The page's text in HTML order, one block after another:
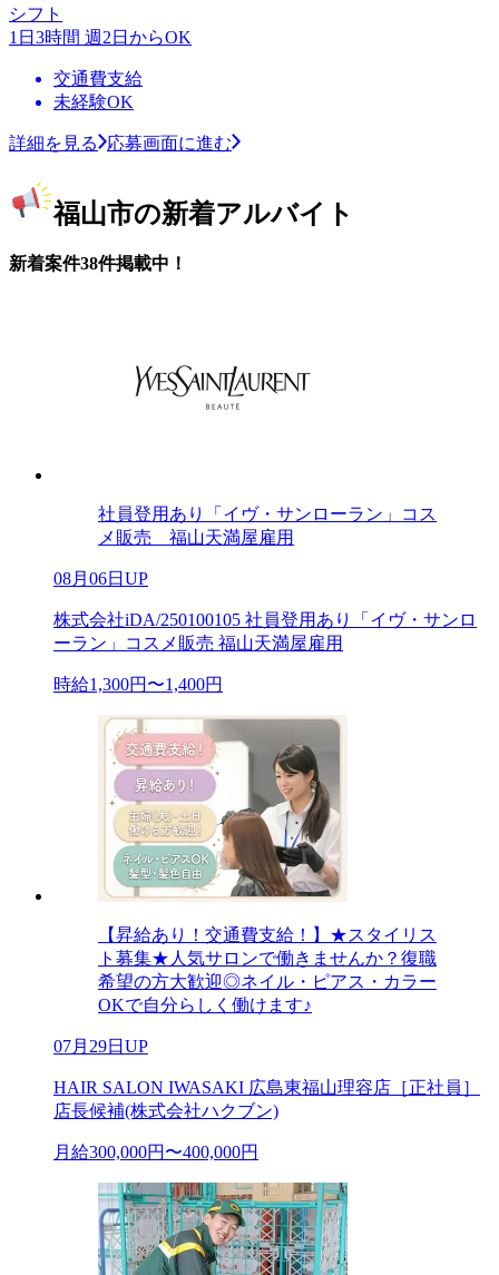
シフト
1日3時間 週2日からOK
交通費支給
未経験OK
詳細を見る 応募画面に進む
福山市の新着アルバイト
新着案件38件掲載中！
社員登用あり「イヴ・サンローラン」コス
メ販売 福山天満屋雇用
08月06日UP
株式会社iDA/250100105 社員登用あり「イヴ・サンロ
ーラン」コスメ販売 福山天満屋雇用
時給1,300円〜1,400円
【昇給あり！交通費支給！】★スタイリス
ト募集★人気サロンで働きませんか？復職
希望の方大歓迎◎ネイル・ピアス・カラー
OKで自分らしく働けます♪
07月29日UP
HAIR SALON IWASAKI 広島東福山理容店［正社員］
店長候補(株式会社ハクブン)
月給300,000円〜400,000円